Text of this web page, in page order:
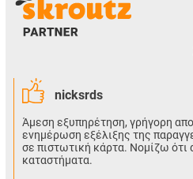
nicksrds
Άμεση εξυπηρέτηση, γρήγορη
ενημέρωση εξέλιξης της
σε πιστωτική κάρτα. Νομίζω ότι
καταστήματα.